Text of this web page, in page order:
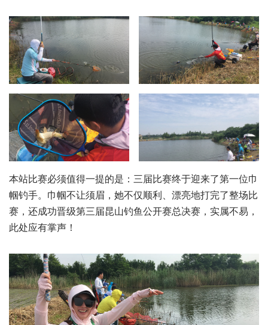
本站比赛必须值得一提的是：三届比赛终于迎来了第一位巾
帼钓手。巾帼不让须眉，她不仅顺利、漂亮地打完了整场比
赛，还成功晋级第三届昆山钓鱼公开赛总决赛，实属不易，
此处应有掌声！